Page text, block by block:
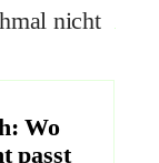
nicht
Wo
passt